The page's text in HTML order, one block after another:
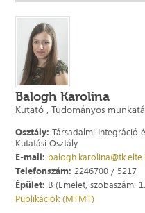
Balogh Karolina
Kutató , Tudományos
Osztály: Társadalmi Integráció
Kutatási Osztály
E-mail:
Telefonszám: 2246700 / 5217
Épület: B (Emelet, szobaszám:
Publikációk (MTMT)